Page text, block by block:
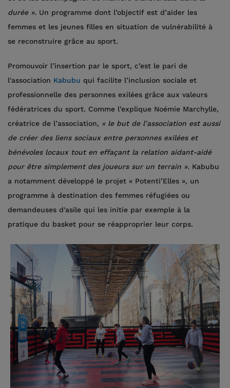
durée ». Un programme dont l’objectif est d’aider les
femmes et les jeunes filles en situation de vulnérabilité à
se reconstruire grâce au sport.
Promouvoir l’insertion par le sport, c’est le pari de
l'association Kabubu qui facilite l’inclusion sociale et
professionnelle des personnes exilées grâce aux valeurs
fédératrices du sport. Comme l’explique Noémie Marchylle,
créatrice de l’association, « le but de l’association est aussi
de créer des liens sociaux entre personnes exilées et
bénévoles locaux tout en effaçant la relation aidant-aidé
pour être simplement des joueurs sur un terrain ». Kabubu
a notamment développé le projet « Potenti’Elles », un
programme à destination des femmes réfugiées ou
demandeuses d'asile qui les initie par exemple à la
pratique du basket pour se réapproprier leur corps.